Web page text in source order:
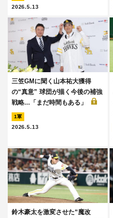
2026.5.13
三笠GMに聞く山本祐大獲得
の“真意” 球団が描く今後の補強
戦略...「まだ時間もある」
1軍
2026.5.13
鈴木豪太を激変させた“魔改